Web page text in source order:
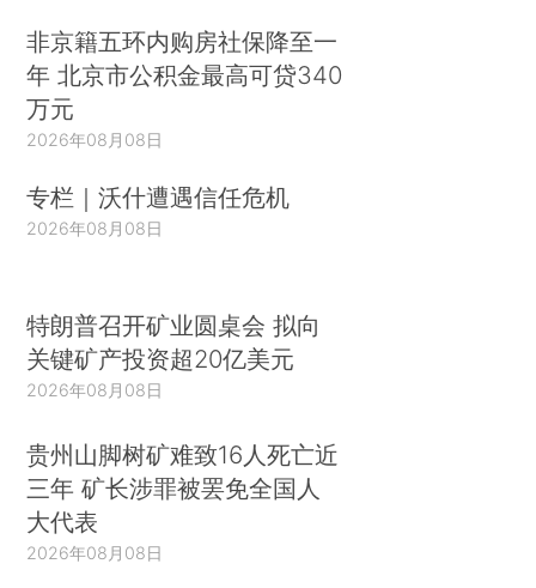
非京籍五环内购房社保降至一
年 北京市公积金最高可贷340
万元
2026年08月08日
专栏｜沃什遭遇信任危机
2026年08月08日
特朗普召开矿业圆桌会 拟向
关键矿产投资超20亿美元
2026年08月08日
贵州山脚树矿难致16人死亡近
三年 矿长涉罪被罢免全国人
大代表
2026年08月08日